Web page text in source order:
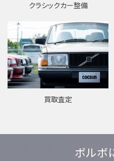
クラシックカー整備
買取査定
ボルボ